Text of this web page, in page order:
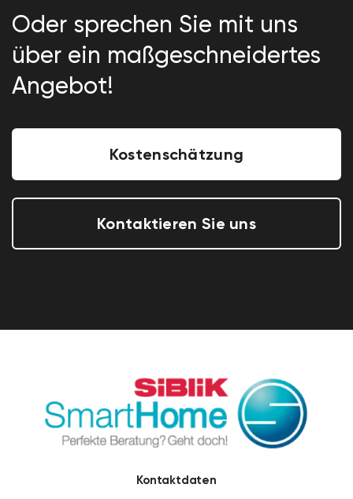
Oder sprechen Sie mit uns
über ein maßgeschneidertes
Angebot!
Kostenschätzung
Kontaktieren Sie uns
Kontaktdaten